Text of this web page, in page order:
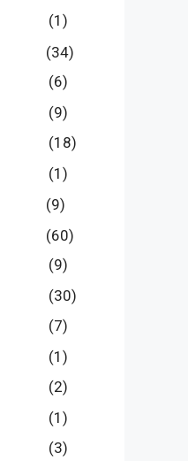
(1)
(34)
(6)
(9)
(18)
(1)
(9)
(60)
(9)
(30)
(7)
(1)
(2)
(1)
(3)